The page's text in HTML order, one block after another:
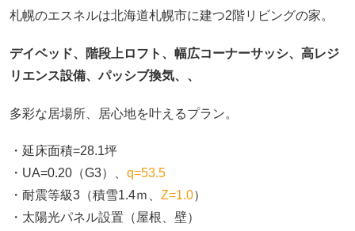
札幌のエスネルは北海道札幌市に建つ2階リビングの家。
デイベッド、階段上ロフト、幅広コーナーサッシ、 高レジ
リエンス設備、パッシブ換気、、
多彩な居場所、居心地を叶えるプラン。
・延床面積=28.1坪
・UA=0.20（G3）、 q=53.5
・耐震等級3（積雪1.4ｍ、 Z=1.0）
・太陽光パネル設置（屋根、壁）